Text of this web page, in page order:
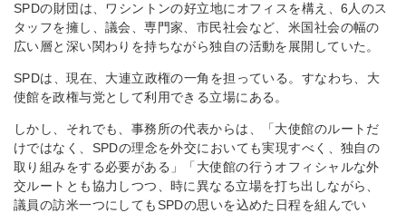
SPDの財団は、ワシントンの好立地にオフィスを構え、6人のス
タッフを擁し、議会、専門家、市民社会など、米国社会の幅の
広い層と深い関わりを持ちながら独自の活動を展開していた。
SPDは、現在、大連立政権の一角を担っている。すなわち、大
使館を政権与党として利用できる立場にある。
しかし、それでも、事務所の代表からは、「大使館のルートだ
けではなく、SPDの理念を外交においても実現すべく、独自の
取り組みをする必要がある」「大使館の行うオフィシャルな外
交ルートとも協力しつつ、時に異なる立場を打ち出しながら、
議員の訪米一つにしてもSPDの思いを込めた日程を組んでい